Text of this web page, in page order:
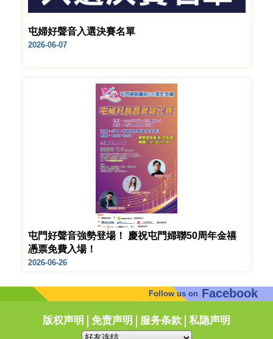
屯婦好聲音入選決賽名單
2026-06-07
屯門好聲音強勢登場！ 慶祝屯門婦聯50周年金禧
憑票免費入場！
2026-06-26
Follow us on Facebook
版权声明 免责声明 服务条款 私隐声明